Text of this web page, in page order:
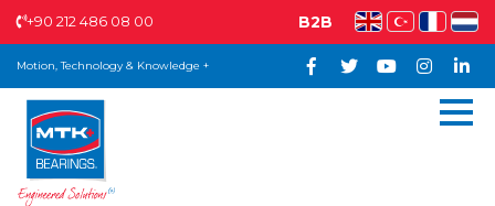
+90 212 486 08 00 B2B
Motion, Technology & Knowledge +